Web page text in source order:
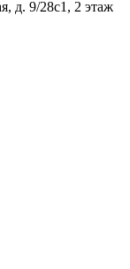
д. 9/28с1 , 2 этаж